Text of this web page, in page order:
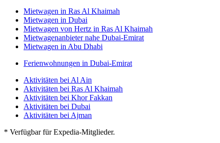
Mietwagen in Ras Al Khaimah
Mietwagen in Dubai
Mietwagen von Hertz in Ras Al Khaimah
Mietwagenanbieter nahe Dubai-Emirat
Mietwagen in Abu Dhabi
Ferienwohnungen in Dubai-Emirat
Aktivitäten bei Al Ain
Aktivitäten bei Ras Al Khaimah
Aktivitäten bei Khor Fakkan
Aktivitäten bei Dubai
Aktivitäten bei Ajman
* Verfügbar für Expedia-Mitglieder.